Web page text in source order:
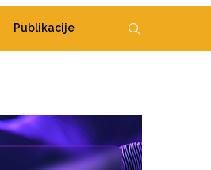
Publikacije